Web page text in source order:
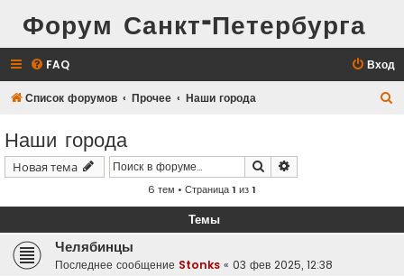
Форум Санкт-Петербурга
FAQ Вход
Список форумов Прочее Наши города
Наши города
Новая тема Поиск
6 тем • Страница1 из1
Темы
Челябинцы
Последнее сообщение Stonks « 03 фев 2025, 12:38